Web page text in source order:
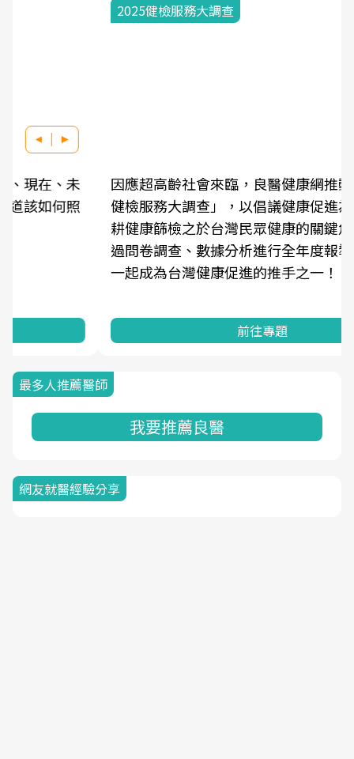
2025健檢服務大調查
因應超高齡社會來臨，良醫健康網推動「2025年
健檢服務大調查」，以倡議健康促進為目的，深
耕健康篩檢之於台灣民眾健康的關鍵角色，並透
過問卷調查、數據分析進行全年度報導。邀請您
一起成為台灣健康促進的推手之一！
最多人推薦醫師
我要推薦良醫
網友就醫經驗分享